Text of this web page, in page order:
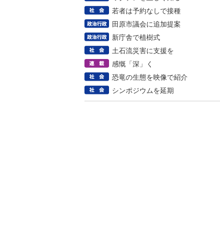
若者は予約なしで接種
田原市議会に追加提案
新庁舎で植樹式
土石流災害に支援を
感慨「深」く
恐竜の生態を映像で紹介
シンポジウムを延期